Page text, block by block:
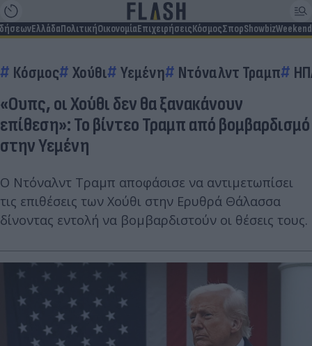
ΕλλάδαΠολιτικήΟικονομίαΕπιχειρήσειςΚόσμοςΣπορShowbizWeekend
Κόσμος Χούθι Υεμένη Ντόναλντ Τραμπ
«Ουπς, οι Χούθι δεν θα ξανακάνουν
επίθεση»: Το βίντεο Τραμπ από βομβαρδισμό
στην Υεμένη
Ο Ντόναλντ Τραμπ αποφάσισε να αντιμετωπίσει
τις επιθέσεις των Χούθι στην Ερυθρά Θάλασσα
δίνοντας εντολή να βομβαρδιστούν οι θέσεις τους.